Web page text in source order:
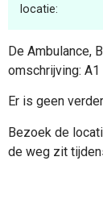
locatie:
De Ambulance,
omschrijving:
Er is geen
Bezoek de
de weg zit